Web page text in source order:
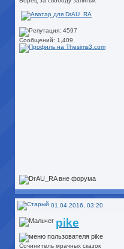
Сообщений: 1,409
01.04.2016, 03:20
pike
Сочинитель мрачных сказок